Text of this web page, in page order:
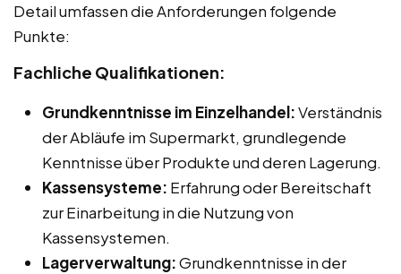
Detail umfassen die Anforderungen folgende
Punkte:
Fachliche Qualifikationen:
Grundkenntnisse im Einzelhandel:Verständnis
der Abläufe im Supermarkt, grundlegende
Kenntnisse über Produkte und deren Lagerung.
Kassensysteme: Erfahrung oder Bereitschaft
zur Einarbeitung in die Nutzung von
Kassensystemen.
Lagerverwaltung:Grundkenntnisse in der